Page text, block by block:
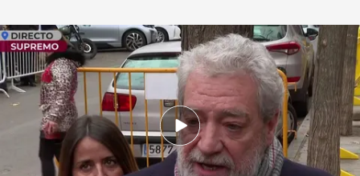
Miguel Ángel Rodríguez, jefe del gabinete de Ayuso.cuatro.com
En boca de todos
08 ENE 2025 - 12:34h.
Miguel Ángel Rodríguez comparece en el
Supremo con obligación de decir la verdad